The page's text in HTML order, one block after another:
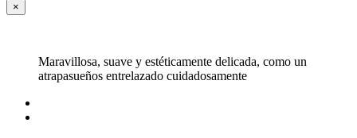
×
Maravillosa, suave y estéticamente delicada, como un
atrapasueños entrelazado cuidadosamente